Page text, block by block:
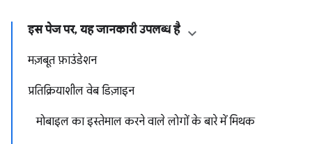
इस पेज पर, यह जानकारी उपलब्ध है
मज़बूत फ़ाउंडेशन
प्रतिक्रियाशील वेब डिज़ाइन
मोबाइल का इस्तेमाल करने वाले लोगों के बारे में मिथक